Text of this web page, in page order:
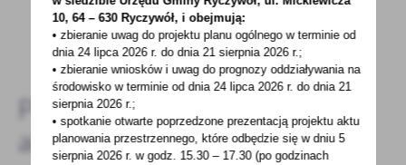
DODAJ KOMENTARZ
Pozostałe
aktualności
10, 64 – 630 Ryczywół, i obejmują:
• zbieranie uwag do projektu planu ogólnego w terminie od
dnia 24 lipca 2026 r. do dnia 21 sierpnia 2026 r.;
• zbieranie wniosków i uwag do prognozy oddziaływania na
środowisko w terminie od dnia 24 lipca 2026 r. do dnia 21
sierpnia 2026 r.;
• spotkanie otwarte poprzedzone prezentacją projektu aktu
planowania przestrzennego, które odbędzie się w dniu 5
sierpnia 2026 r.w godz. 15.30 – 17.30 (po godzinach